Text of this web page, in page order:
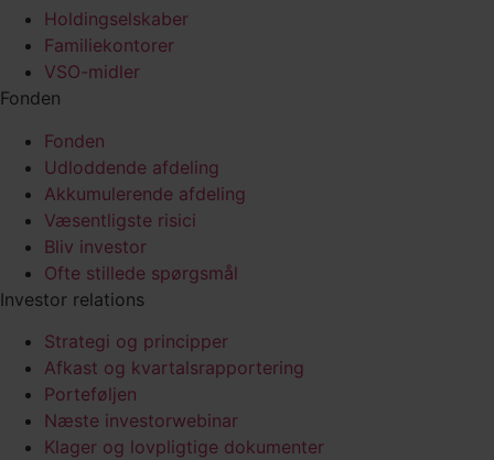
Holdingselskaber
Familiekontorer
VSO-midler
Fonden
Fonden
Udloddende afdeling
Akkumulerende afdeling
Væsentligste risici
Bliv investor
Ofte stillede spørgsmål
Investor relations
Strategi og principper
Afkast og kvartalsrapportering
Porteføljen
Næste investorwebinar
Klager og lovpligtige dokumenter